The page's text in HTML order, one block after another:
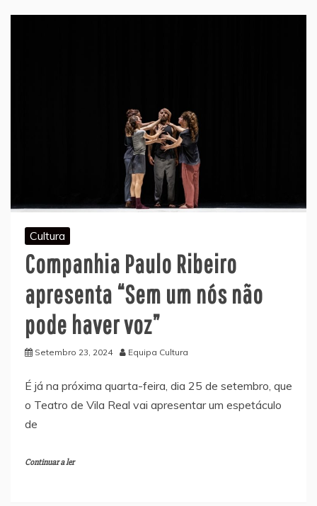
Cultura
Companhia Paulo Ribeiro
apresenta “Sem um nós não
pode haver voz”
Setembro 23, 2024 Equipa Cultura
É já na próxima quarta-feira, dia 25 de setembro, que
o Teatro de Vila Real vai apresentar um espetáculo
de
Continuar a ler